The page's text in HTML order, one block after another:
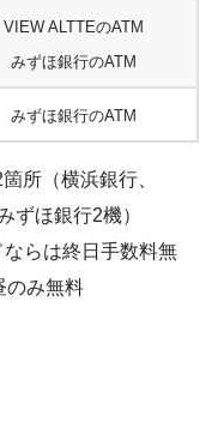
VIEW ALTTEのATM
みずほ銀行のATM
みずほ銀行のATM
所（横浜銀行、
ずほ銀行2機）
らは終日手数料無
のみ無料